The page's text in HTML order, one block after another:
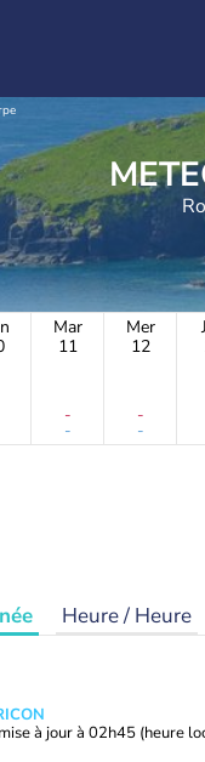
Mar
11
-
-
Mer
12
-
-
Heure / Heure
à jour à 02h45 (heure